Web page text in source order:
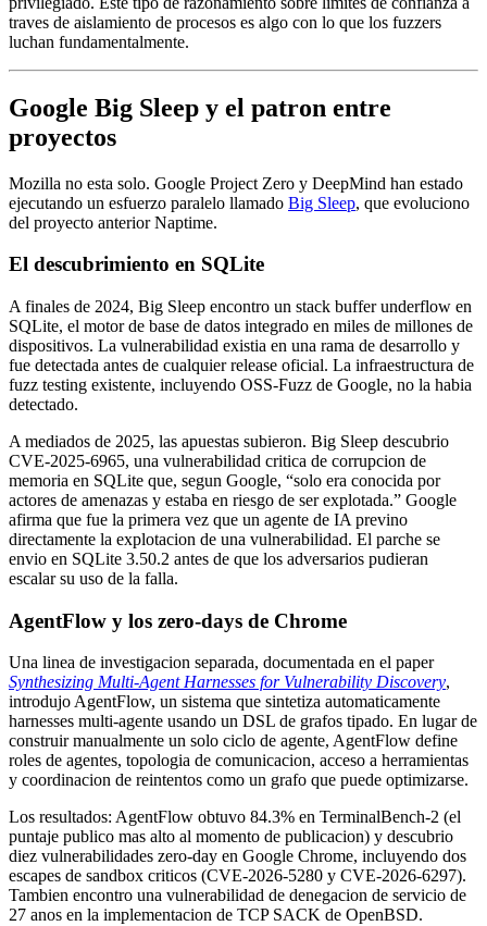
traves de aislamiento de procesos es algo con lo que los fuzzers
luchan fundamentalmente.
Google Big Sleep y el patron entre
proyectos
Mozilla no esta solo. Google Project Zero y DeepMind han estado
ejecutando un esfuerzo paralelo llamado Big Sleep, que evoluciono
del proyecto anterior Naptime.
El descubrimiento en SQLite
A finales de 2024, Big Sleep encontro un stack buffer underflow en
SQLite, el motor de base de datos integrado en miles de millones de
dispositivos. La vulnerabilidad existia en una rama de desarrollo y
fue detectada antes de cualquier release oficial. La infraestructura de
fuzz testing existente, incluyendo OSS-Fuzz de Google, no la habia
detectado.
A mediados de 2025, las apuestas subieron. Big Sleep descubrio
CVE-2025-6965, una vulnerabilidad critica de corrupcion de
memoria en SQLite que, segun Google, “solo era conocida por
actores de amenazas y estaba en riesgo de ser explotada.” Google
afirma que fue la primera vez que un agente de IA previno
directamente la explotacion de una vulnerabilidad. El parche se
envio en SQLite 3.50.2 antes de que los adversarios pudieran
escalar su uso de la falla.
AgentFlow y los zero-days de Chrome
Una linea de investigacion separada, documentada en el paper
Synthesizing Multi-Agent Harnesses for Vulnerability Discovery,
introdujo AgentFlow, un sistema que sintetiza automaticamente
harnesses multi-agente usando un DSL de grafos tipado. En lugar de
construir manualmente un solo ciclo de agente, AgentFlow define
roles de agentes, topologia de comunicacion, acceso a herramientas
y coordinacion de reintentos como un grafo que puede optimizarse.
Los resultados: AgentFlow obtuvo 84.3% en TerminalBench-2 (el
puntaje publico mas alto al momento de publicacion) y descubrio
diez vulnerabilidades zero-day en Google Chrome, incluyendo dos
escapes de sandbox criticos (CVE-2026-5280 y CVE-2026-6297).
Tambien encontro una vulnerabilidad de denegacion de servicio de
27 anos en la implementacion de TCP SACK de OpenBSD.